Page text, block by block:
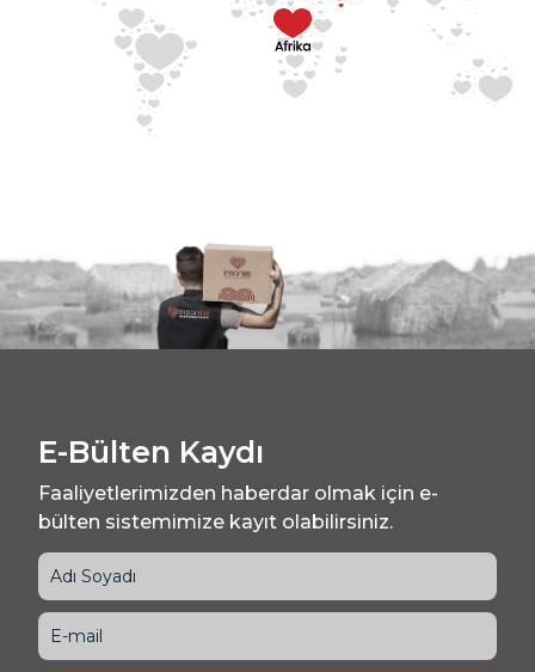
E-Bülten Kaydı
Faaliyetlerimizden haberdar olmak için e-
bülten sistemimize kayıt olabilirsiniz.